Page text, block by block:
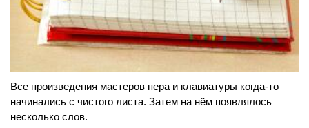
Все произведения мастеров пера и клавиатуры когда-то
начинались с чистого листа. Затем на нём появлялось
несколько слов.